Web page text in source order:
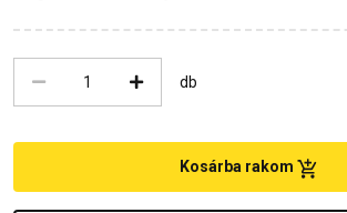
db
Kosárba rakom